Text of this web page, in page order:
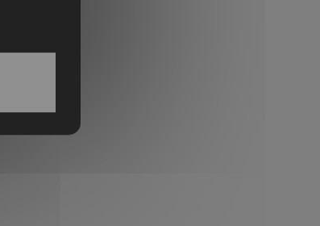
adhérent
adhérent
Billetterie